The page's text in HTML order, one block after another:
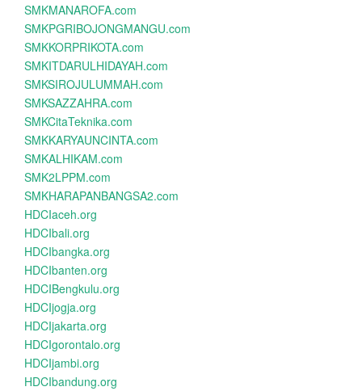
SMKMANAROFA.com
SMKPGRIBOJONGMANGU.com
SMKKORPRIKOTA.com
SMKITDARULHIDAYAH.com
SMKSIROJULUMMAH.com
SMKSAZZAHRA.com
SMKCitaTeknika.com
SMKKARYAUNCINTA.com
SMKALHIKAM.com
SMK2LPPM.com
SMKHARAPANBANGSA2.com
HDCIaceh.org
HDCIbali.org
HDCIbangka.org
HDCIbanten.org
HDCIBengkulu.org
HDCIjogja.org
HDCIjakarta.org
HDCIgorontalo.org
HDCIjambi.org
HDCIbandung.org